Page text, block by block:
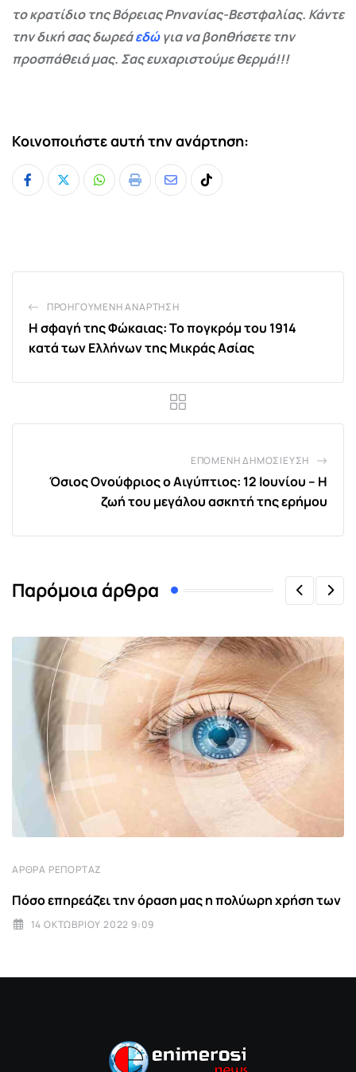
το κρατίδιο της Βόρειας Ρηνανίας-Βεστφαλίας. Κάντε
την δική σας δωρεάεδώγια να βοηθήσετε την
προσπάθειά μας. Σας ευχαριστούμε θερμά!!!
Κοινοποιήστε αυτή την ανάρτηση:
Whatsapp
Print
ShareTiktok
ΠΡΟΗΓΟΎΜΕΝΗ ΑΝΆΡΤΗΣΗ
Η σφαγή της Φώκαιας: Το πογκρόμ του 1914
κατά των Ελλήνων της Μικράς Ασίας
ΕΠΌΜΕΝΗ ΔΗΜΟΣΊΕΥΣΗ
Όσιος Ονούφριος ο Αιγύπτιος: 12 Ιουνίου – Η
ζωή του μεγάλου ασκητή της ερήμου
Παρόμοια άρθρα
ΆΡΘΡΑ ΡΕΠΟΡΤΆΖ
Πόσο επηρεάζει την όραση μας η πολύωρη χρήση των
14 ΟΚΤΩΒΡΊΟΥ 2022 9:09